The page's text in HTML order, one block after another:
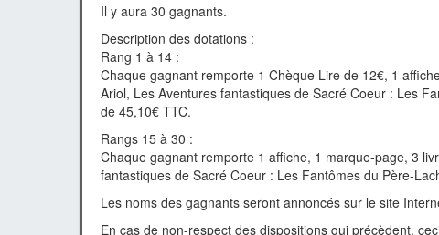
Il y aura 30 gagnants.
Description des dotations :
Rang 1 à 14 :
Chaque gagnant remporte 1 Chèque Lire de 12€, 1
Ariol, Les Aventures fantastiques de Sacré Coeur : Les
de 45,10€ TTC.
Rangs 15 à 30 :
Chaque gagnant remporte 1 affiche, 1 marque-page, 3
fantastiques de Sacré Coeur : Les Fantômes du Père-
Les noms des gagnants seront annoncés sur le site
En cas de non-respect des dispositions qui précèdent,